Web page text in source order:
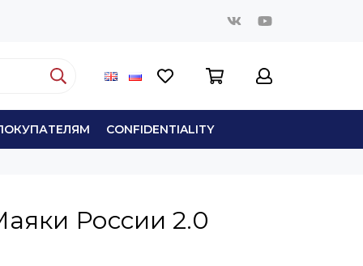
СONFIDENTIALITY
России 2.0